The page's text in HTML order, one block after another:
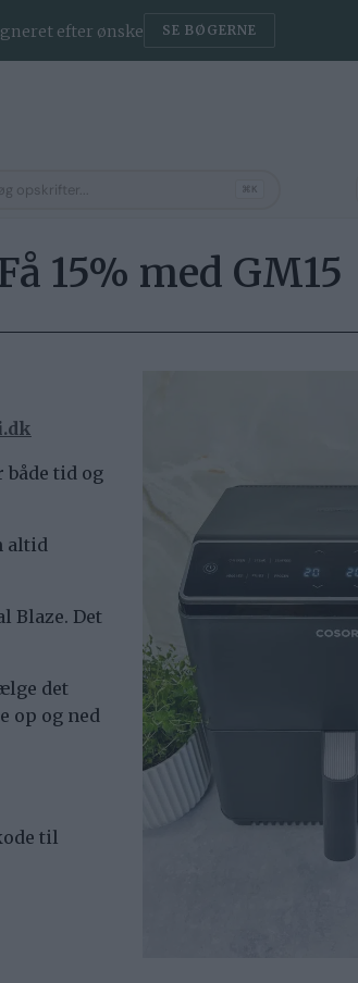
⌘K
efter ønske SE BØGERNE
15% med GM15
tid og
altid
Blaze. Det
det
op og ned
til